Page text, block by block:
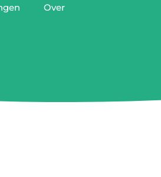
Over